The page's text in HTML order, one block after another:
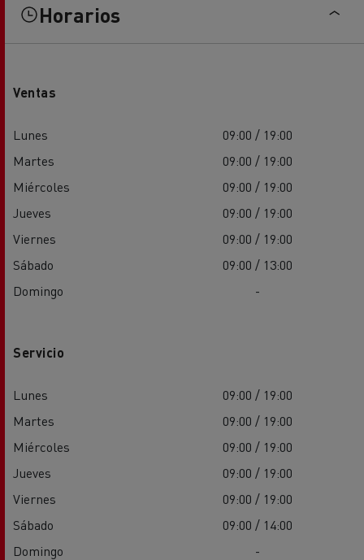
Horarios
Ventas
Lunes
09:00 / 19:00
Martes
09:00 / 19:00
Miércoles
09:00 / 19:00
Jueves
09:00 / 19:00
Viernes
09:00 / 19:00
Sábado
09:00 / 13:00
Domingo
-
Servicio
Lunes
09:00 / 19:00
Martes
09:00 / 19:00
Miércoles
09:00 / 19:00
Jueves
09:00 / 19:00
Viernes
09:00 / 19:00
Sábado
09:00 / 14:00
Domingo
-